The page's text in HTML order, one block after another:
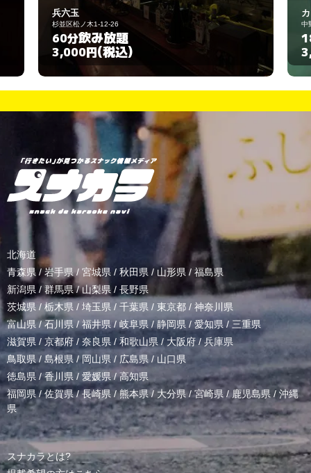
カラオケ カフェ カリヨン
中野区弥生町3-28-4
180分飲み放題
3,000円 (税込)
北海道
青森県 / 岩手県/ 宮城県 / 秋田県 / 山形県/ 福島県
新潟県 /群馬県/山梨県 / 長野県
茨城県 / 栃木県 / 埼玉県 / 千葉県 / 東京都 / 神奈川県
富山県 /石川県/福井県/岐阜県 / 静岡県 / 愛知県 / 三重県
滋賀県 / 京都府 / 奈良県 / 和歌山県/ 大阪府 /兵庫県
鳥取県/ 島根県 /岡山県/ 広島県 / 山口県
徳島県 /香川県 / 愛媛県/高知県
福岡県/佐賀県/長崎県 /熊本県/ 大分県/宮崎県 /鹿児島県 / 沖縄
県
スナカラとは?